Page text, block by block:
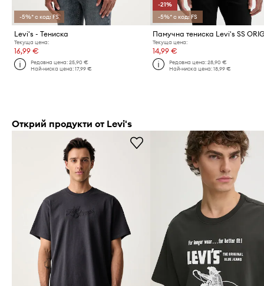
-5%* с код: FS
Levi's - Тениска
Текуща цена:
16,99 €
Редовна цена:25,90 €
Най-ниска цена:17,99 €
-21%
-5%* с код: FS
Текуща цена:
14,99 €
Редовна цена: 28,90 €
Най-ниска цена: 18,99 €
Открий продукти от Levi's